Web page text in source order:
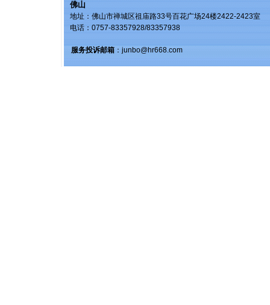
佛山
地址：佛山市禅城区祖庙路33号百花广场24楼2422-2423室
电话：0757-83357928/83357938
服务投诉邮箱 ： junbo@hr668.com